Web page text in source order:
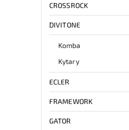
CROSSROCK
DIVITONE
Komba
Kytary
ECLER
FRAMEWORK
GATOR